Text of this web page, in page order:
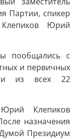
Партии, спикер
Юрий
пообщались с
и первичных
из всех 22
Клепиков
назначения
Президиум